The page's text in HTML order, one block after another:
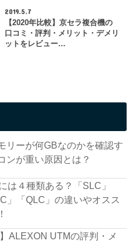
2019.5.7
【2020年比較】京セラ複合機の
口コミ・評判・メリット・デメリ
ットをレビュー…
リーが何GBなのかを確認す
ンが重い原因とは？
は４種類ある？「SLC」
」「QLC」の違いやオスス
ALEXON UTMの評判・メ